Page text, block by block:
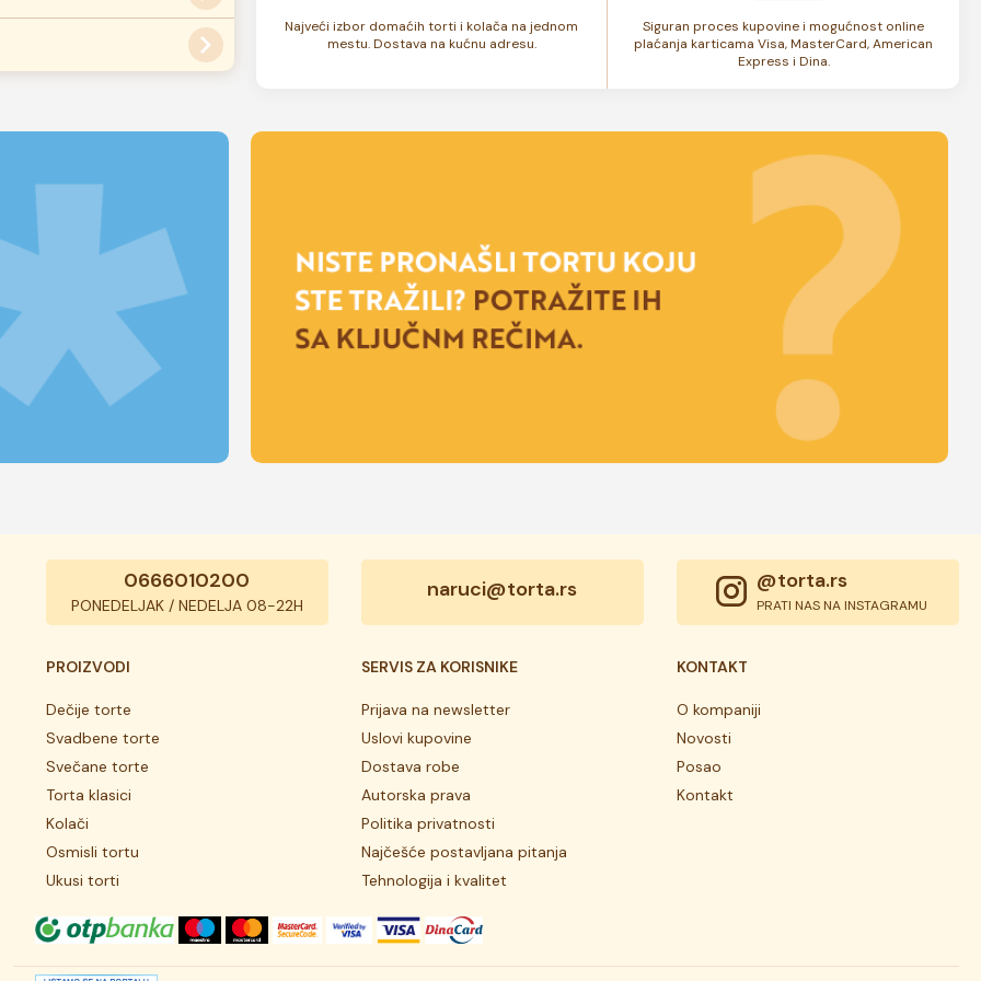
ovde.
Najveći izbor domaćih torti i kolača na jednom
mestu. Dostava na kućnu adresu.
Siguran proces kupovine i mogućnost online
plaćanja karticama Visa, MasterCard, American
Express i Dina.
0666010200
PONEDELJAK / NEDELJA 08-22H
naruci@torta.rs @torta.rs
PRATI NAS NA INSTAGRAMU
PROIZVODI
Dečije torte
Svadbene torte
Svečane torte
Torta klasici
Kolači
Osmisli tortu
Ukusi torti
SERVIS ZA KORISNIKE
Prijava na newsletter
Uslovi kupovine
Dostava robe
Autorska prava
Politika privatnosti
Najčešće postavljana pitanja
Tehnologija i kvalitet
KONTAKT
O kompaniji
Novosti
Posao
Kontakt